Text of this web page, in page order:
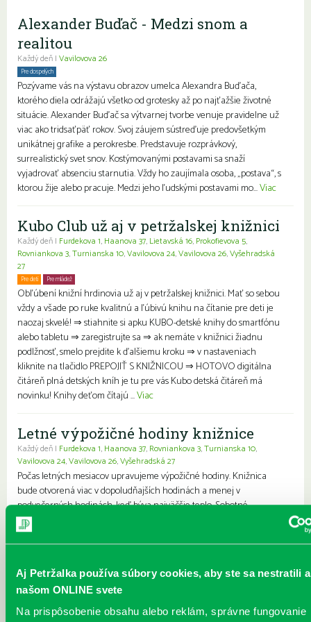
Aj Petržalka používa súbory cookies, aby ste sa nestratili
našom ONLINE svete
Na prispôsobenie obsahu alebo reklám, správne fungovanie
Alexander Buďač - Medzi snom a
realitou
Každý deň | Vavilovova 26
Pre dospelých
Pozývame vás na výstavu obrazov umelca Alexandra Buďača,
ktorého diela odrážajú všetko od grotesky až po najťažšie životné
situácie. Alexander Buďač sa výtvarnej tvorbe venuje pravidelne už
viac ako tridsaťpäť rokov. Svoj záujem sústreďuje predovšetkým
unikátnej grafike a perokresbe. Predstavuje rozprávkový,
surrealistický svet snov. Kostýmovanými postavami sa snaží
vyjadrovať absenciu starnutia. Vždy ho zaujímala osoba, „postava“, s
ktorou žije alebo pracuje. Medzi jeho ľudskými postavami mo...Viac
Kubo Club už aj v petržalskej knižnici
Každý deň | Furdekova 1, Haanova 37, Lietavská 16, Prokofievova 5,
Rovniankova 3,Turnianska 10,Vavilovova 24,Vavilovova 26,Vyšehradská
27
Pre deti Pre mládež
Obľúbení knižní hrdinovia už aj v petržalskej knižnici. Mať so sebou
vždy a všade po ruke kvalitnú a ľúbivú knihu na čítanie pre deti je
naozaj skvelé! ⇒ stiahnite si apku KUBO-detské knihy do smartfónu
alebo tabletu ⇒ zaregistrujte sa ⇒ ak nemáte v knižnici žiadnu
podlžnosť, smelo prejdite k ďalšiemu kroku ⇒ v nastaveniach
kliknite na tlačidlo PREPOJIŤ S KNIŽNICOU ⇒ HOTOVO digitálna
čitáreň plná detských kníh je tu pre vás Kubo detská čitáreň má
novinku! Knihy deťom čítajú ...Viac
Letné výpožičné hodiny knižnice
Každý deň | Furdekova 1, Haanova 37, Rovniankova 3,Turnianska 10,
Vavilovova 24,Vavilovova 26,Vyšehradská 27
Počas letných mesiacov upravujeme výpožičné hodiny. Knižnica
bude otvorená viac v dopoludňajších hodinách a menej v
podvečerných hodinách, keď býva najväčšie teplo. Sobotné
výpožičné služby budú počas tohto obdobia nedostupné.
Pripomíname, že knihy si môžete pohodlne vyzdvihnúť vo výdajnom
boxe pri petržalskej plavárni – k dispozícii je nepretržite, 24 hodín
krásne leto plné skvelého čítania....Viac
Prečítané leto v petržalskej knižnici